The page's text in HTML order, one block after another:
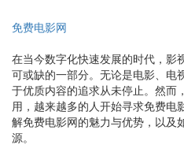
免费电影网
在当今数字化快速发展的时代，影
可或缺的一部分。无论是电影、电
于优质内容的追求从未停止。然而
用，越来越多的人开始寻求免费电
解免费电影网的魅力与优势，以及
源。